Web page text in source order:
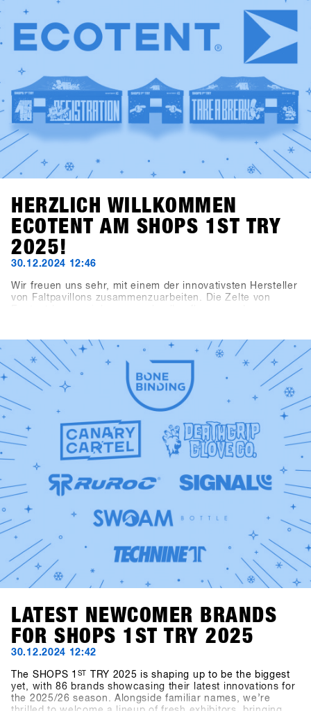
reso questo evento speciale e indimenticabile. Non
vediamo l’ora di rivedervi il prossimo anno.Save the date:
SHOPS 1st TRY torna a Hochfügen dal 18 al 20 gennaio
2026!
HERZLICH WILLKOMMEN
ECOTENT AM SHOPS 1ST TRY
2025!
30.12.2024 12:46
Wir freuen uns sehr, mit einem der innovativsten Hersteller
von Faltpavillons zusammenzuarbeiten. Die Zelte von
der Eingangsbereich zur Indoorarea präsentieren sich im
neuen SHOPS 1st TRY Design.Schau dir unsere neuen
Zelte am SHOPS 1st TRY genauer an!Check out Ecotent
https://www.ecotent-faltpavillons.de
LATEST NEWCOMER BRANDS
FOR SHOPS 1ST TRY 2025
30.12.2024 12:42
The SHOPS 1 ST
TRY 2025 is shaping up to be the biggest
yet, with 86 brands showcasing their latest innovations for
the 2025/26 season. Alongside familiar names, we’re